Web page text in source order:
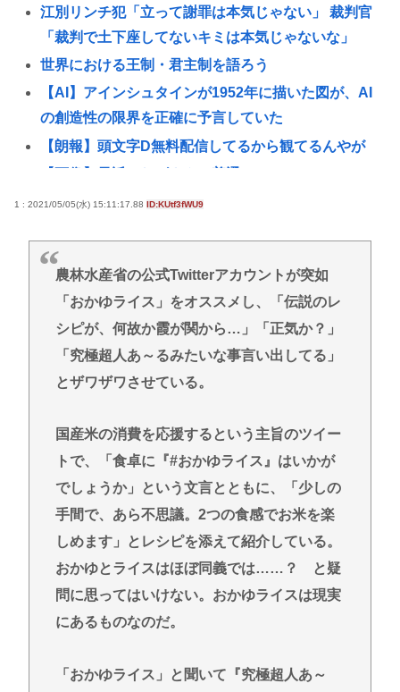
江別リンチ犯「立って謝罪は本気じゃない」 裁判官
「裁判で土下座してないキミは本気じゃないな」
世界における王制・君主制を語ろう
【AI】アインシュタインが1952年に描いた図が、AI
の創造性の限界を正確に予言していた
【朗報】頭文字D無料配信してるから観てるんやが
佐藤二朗｢ほんとうのことを僕の口からは何ひとつ言
す｣
台風15号、東京直撃www
はじめの一歩 東日本新人王戦編とA級トーナメント
編どっちが好き？
マツコ、太った理由をついに自覚 「おかしいなと思
ってたのよ、なんで？って」
魅力🥺
ニコニコ動画がオワコンになった原因はなんだった
の？
【急募】バスタブの水アカ落とす最強のやつ
Powered by livedoor 相互RSS
1 : 2021/05/05(水) 15:11:17.88 ID:KUtf3fWU9
農林水産省の公式Twitterアカウントが突如
「おかゆライス」をオススメし、「伝説のレ
シピが、何故か霞が関から…」「正気か？」
「究極超人あ～るみたいな事言い出してる」
とザワザワさせている。
国産米の消費を応援するという主旨のツイー
トで、「食卓に『#おかゆライス』はいかが
でしょうか」という文言とともに、「少しの
手間で、あら不思議。2つの食感でお米を楽
しめます」とレシピを添えて紹介している。
おかゆとライスはほぼ同義では……？ と疑
問に思ってはいけない。おかゆライスは現実
にあるものなのだ。
「おかゆライス」と聞いて『究極超人あ～